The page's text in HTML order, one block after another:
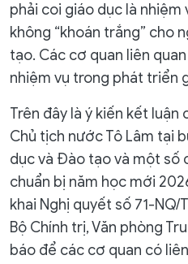
phải coi giáo dục là
không “khoán trắng” cho
tạo. Các cơ quan liên
nhiệm vụ trong phát triển
Trên đây là ý kiến kết luận
Chủ tịch nước Tô Lâm tại
dục và Đào tạo và một số
chuẩn bị năm học mới
khai Nghị quyết số 71-NQ/
Bộ Chính trị, Văn phòng
báo để các cơ quan có